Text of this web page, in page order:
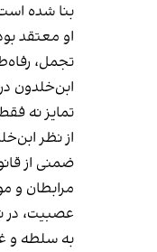
بنا شده
او معتقد
تجمل،
ابن‌خلدون
تمایز نه
از نظر
ضمنی از
مرابطان و
عصبیت، در
به سلطه و